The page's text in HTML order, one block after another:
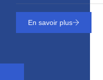
En savoir plus